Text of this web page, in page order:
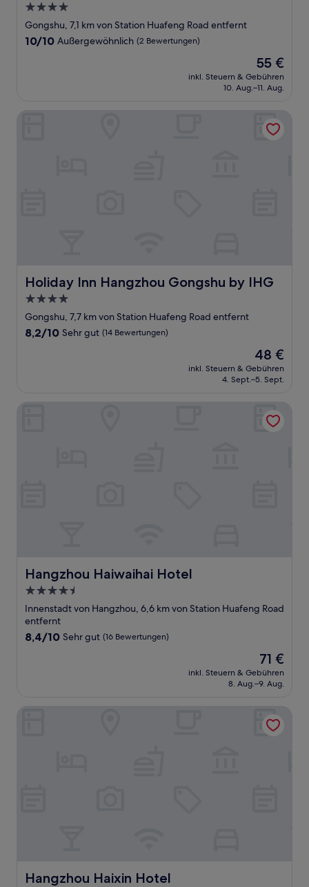
4.0-
Sterne-
Unterkunft
Gongshu, 7,1 km von Station Huafeng Road entfernt
10.0
10/10 Außergewöhnlich (2 Bewertungen)
Der
Preis
beträgt
55 €
inkl. Steuern & Gebühren
10. Aug.–11. Aug.
Holiday Inn Hangzhou Gongshu by IHG
Holiday Inn Hangzhou Gongshu by IHG
4.0-
Sterne-
Unterkunft
Gongshu, 7,7 km von Station Huafeng Road entfernt
8.2
Bewertungen)
8,2/10 Sehr gut (14 Bewertungen)
Der
Preis
beträgt
48 €
inkl. Steuern & Gebühren
4. Sept.–5. Sept.
Hangzhou Haiwaihai Hotel
Hangzhou Haiwaihai Hotel
4.5-
Sterne-
Unterkunft
Innenstadt von Hangzhou, 6,6 km von Station Huafeng Road
entfernt
8.4
Bewertungen)
8,4/10 Sehr gut (16 Bewertungen)
Der
Preis
beträgt
71 €
inkl. Steuern & Gebühren
8. Aug.–9. Aug.
Hangzhou Haixin Hotel
Hangzhou Haixin Hotel